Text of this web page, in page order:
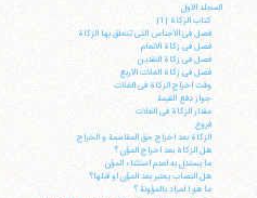
المجلد الاول
کتاب الزکاة |1|
فصل فی الاجناس التی تتعلق بها الزکاة
فصل فی زکاة الانعام
فصل فی زکاة النقدین
فصل فی زکاة الغلات الاربع
وقت اخراج الزکاة فی الغلات
جواز دفع القیمة
مقدار الزکاة فی الغلات
فروع
الزکاة بعد اخراج حق المقاسمة و الخراج
هل الزکاة بعد اخراج المؤن ؟
ما یستدل به لعدم استثناء المؤن
هل النصاب یعتبر بعد المؤن او قبلها؟
ما هو ا لمراد بالمؤونة ؟